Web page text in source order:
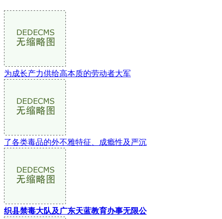
为成长产力供给高本质的劳动者大军
了各类毒品的外不雅特征、成瘾性及严沉
织县禁毒大队及广东天蓝教育办事无限公